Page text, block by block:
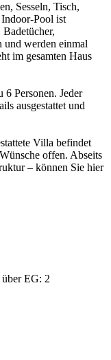
Sesseln, Tisch,
Indoor-Pool ist
und werden einmal
im gesamten Haus
Personen. Jeder
ausgestattet und
Villa befindet
offen. Abseits
– können Sie hier
EG: 2